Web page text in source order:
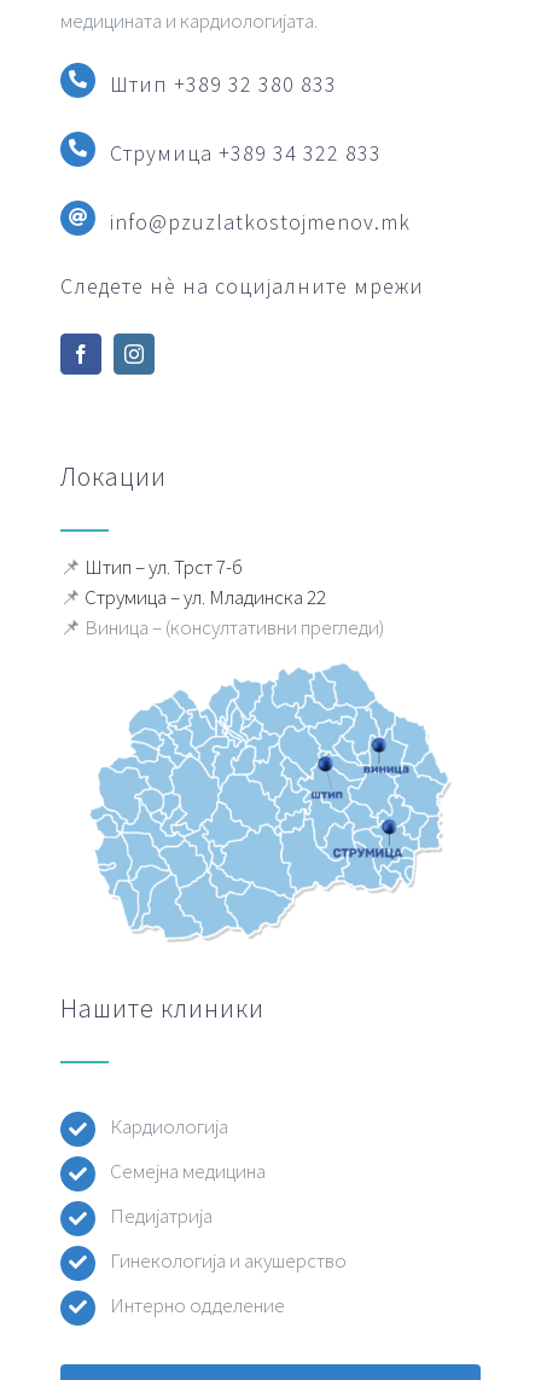
медицината и кардиологијата.
Штип +389 32 380 833
Струмица +389 34 322 833
info@pzuzlatkostojmenov.mk
Следете нè на социјалните мрежи
Локации
📌 Штип – ул. Трст 7-б
📌 Струмица – ул. Младинска 22
📌 Виница – (консултативни прегледи)
Нашите клиники
Кардиологија
Семејна медицина
Педијатрија
Гинекологија и акушерство
Интерно одделение